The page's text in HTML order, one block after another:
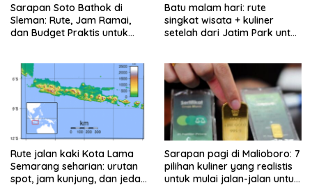
Sarapan Soto Bathok di
Sleman: Rute, Jam Ramai,
dan Budget Praktis untuk
Batu malam hari: rute
singkat wisata + kuliner
setelah dari Jatim Park untuk
Rute jalan kaki Kota Lama
Semarang seharian: urutan
spot, jam kunjung, dan jeda
Sarapan pagi di Malioboro: 7
pilihan kuliner yang realistis
untuk mulai jalan-jalan untuk